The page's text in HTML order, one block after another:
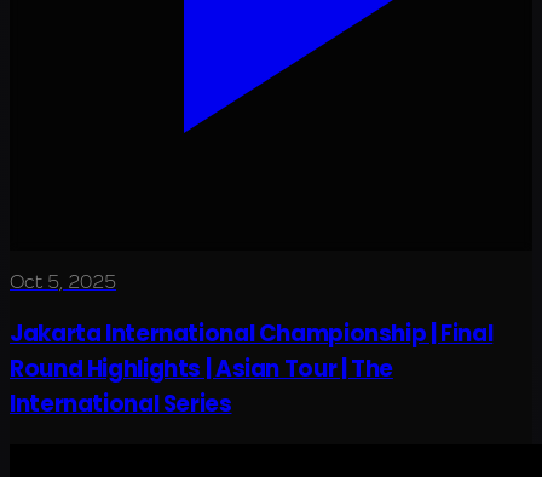
Oct 5, 2025
Jakarta International Championship | Final
Round Highlights | Asian Tour | The
International Series